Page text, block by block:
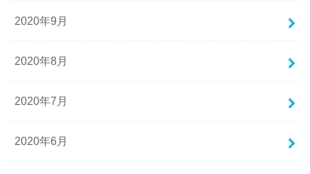
2020年9月
2020年8月
2020年7月
2020年6月